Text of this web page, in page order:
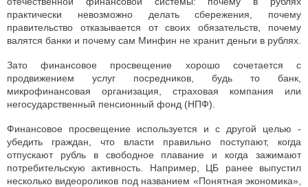
практически невозможно делать сбережения, почему
правительство отказывается от своих обязательств, почему
валятся банки и почему сам Минфин не хранит деньги в рублях.
Зато финансовое просвещение хорошо сочетается с
продвижением услуг посредников, будь то банк,
микрофинансовая организация, страховая компания или
негосударственный пенсионный фонд (НПФ).
Финансовое просвещение используется и с другой целью -
убедить граждан, что власти правильно поступают, когда
отпускают рубль в свободное плавание и когда зажимают
потребительскую активность. Например, ЦБ ранее выпустил
несколько видеороликов под названием «Понятная экономика»,